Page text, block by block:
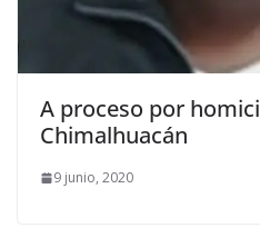
A proceso por
Chimalhuacán
9 junio, 2020